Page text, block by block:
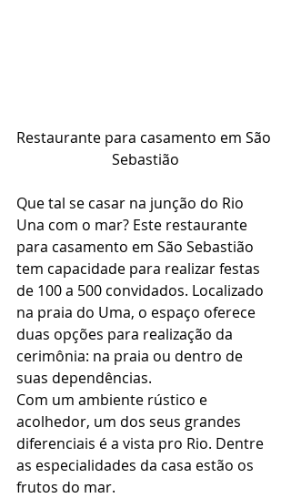
Restaurante para casamento em São
Sebastião
Que tal se casar na junção do Rio
Una com o mar? Este restaurante
para casamento em São Sebastião
tem capacidade para realizar festas
de 100 a 500 convidados. Localizado
na praia do Uma, o espaço oferece
duas opções para realização da
cerimônia: na praia ou dentro de
suas dependências.
Com um ambiente rústico e
acolhedor, um dos seus grandes
diferenciais é a vista pro Rio. Dentre
as especialidades da casa estão os
frutos do mar.